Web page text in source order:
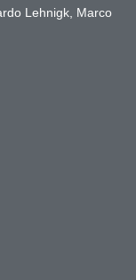
Lehnigk, Marco